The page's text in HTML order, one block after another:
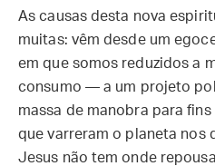
As causas desta nova
muitas: vêm desde um
em que somos reduzidos a
consumo — a um projeto
massa de manobra para
que varreram o planeta nos
Jesus não tem onde